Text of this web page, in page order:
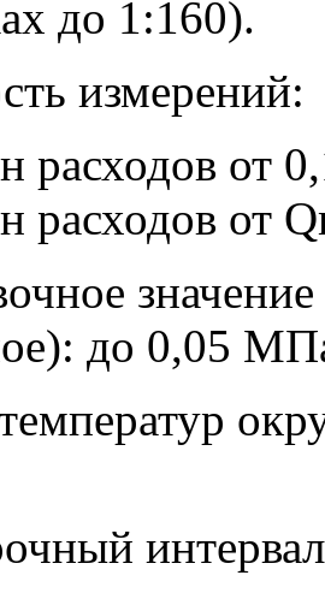
до 1:160).
измерений:
расходов от
расходов от
до 0,05